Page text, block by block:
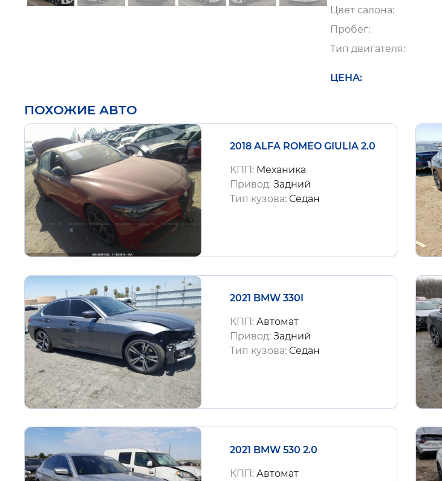
Цвет салона
Пробег
Тип двигателя
ЦЕНА
ПОХОЖИЕ АВТО
2018 ALFA ROMEO GIULIA 2.0
КПП: Механика
Привод:Задний
Тип кузова: Седан
2021 BMW 330I
КПП:Автомат
Привод:Задний
Тип кузова: Седан
2021 BMW 530 2.0
КПП:Автомат